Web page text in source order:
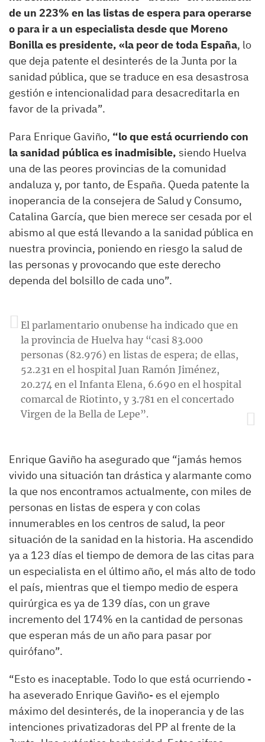
de un 223% en las listas de espera para operarse
o para ir a un especialista desde que Moreno
Bonilla es presidente, «la peor de toda España, lo
que deja patente el desinterés de la Junta por la
sanidad pública, que se traduce en esa desastrosa
gestión e intencionalidad para desacreditarla en
favor de la privada”.
Para Enrique Gaviño, “lo que está ocurriendo con
la sanidad pública es inadmisible, siendo Huelva
una de las peores provincias de la comunidad
andaluza y, por tanto, de España. Queda patente la
inoperancia de la consejera de Salud y Consumo,
Catalina García, que bien merece ser cesada por el
abismo al que está llevando a la sanidad pública en
nuestra provincia, poniendo en riesgo la salud de
las personas y provocando que este derecho
dependa del bolsillo de cada uno”.
El parlamentario onubense ha indicado que en
la provincia de Huelva hay “casi 83.000
personas (82.976) en listas de espera; de ellas,
52.231 en el hospital Juan Ramón Jiménez,
20.274 en el Infanta Elena, 6.690 en el hospital
comarcal de Riotinto, y 3.781 en el concertado
Virgen de la Bella de Lepe”.
Enrique Gaviño ha asegurado que “jamás hemos
vivido una situación tan drástica y alarmante como
la que nos encontramos actualmente, con miles de
personas en listas de espera y con colas
innumerables en los centros de salud, la peor
situación de la sanidad en la historia. Ha ascendido
ya a 123 días el tiempo de demora de las citas para
un especialista en el último año, el más alto de todo
el país, mientras que el tiempo medio de espera
quirúrgica es ya de 139 días, con un grave
incremento del 174% en la cantidad de personas
que esperan más de un año para pasar por
quirófano”.
“Esto es inaceptable. Todo lo que está ocurriendo -
ha aseverado Enrique Gaviño- es el ejemplo
máximo del desinterés, de la inoperancia y de las
intenciones privatizadoras del PP al frente de la